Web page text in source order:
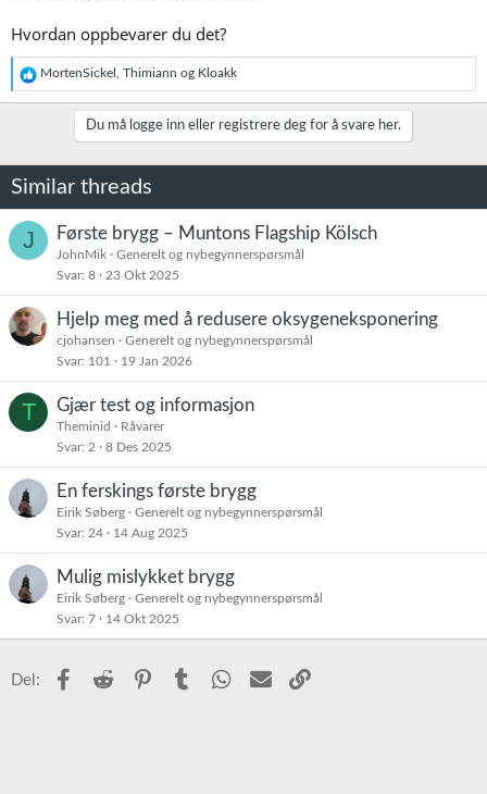
Hvordan oppbevarer du det?
R
e
a
n
e
r
MortenSickel Thimiann og Kloakk
Du må logge inn eller registrere deg for å svare her.
Similar threads
J Første brygg – Muntons Flagship Kölsch
JohnMik
Generelt og nybegynnerspørsmål
Svar 8 23 Okt 2025
Hjelp meg med å redusere oksygeneksponering
cjohansen
Generelt og nybegynnerspørsmål
Svar 101 19 Jan 2026
T Gjær test og informasjon
Theminid
Råvarer
Svar 2 8 Des 2025
En ferskings første brygg
Eirik Søberg
Generelt og nybegynnerspørsmål
Svar 24 14 Aug 2025
Mulig mislykket brygg
Eirik Søberg
Generelt og nybegynnerspørsmål
Svar 7 14 Okt 2025
Del: Facebook
Reddit PinterestTumblr WhatsApp
E-post